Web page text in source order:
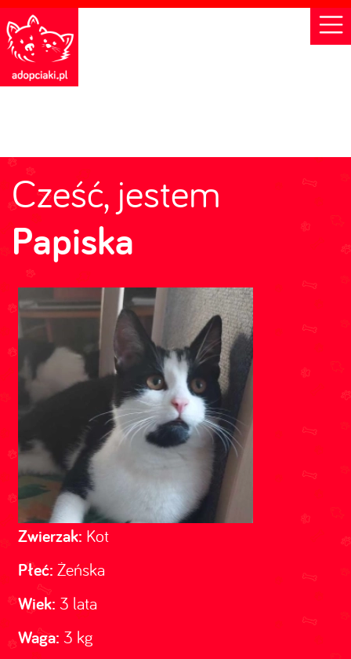
Cześć, jestem
Papiska
Zwierzak: Kot
Płeć: Żeńska
Wiek: 3 lata
Waga: 3 kg